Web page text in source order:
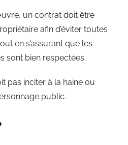
un contrat doit être
afin d’éviter toutes
en s’assurant que les
sont bien respectées.
pas inciter à la haine ou
public.